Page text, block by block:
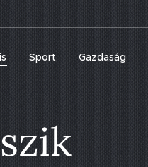
Sport Gazdaság